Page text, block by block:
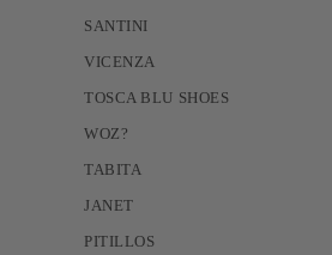
SANTINI
VICENZA
TOSCA BLU SHOES
WOZ?
TABITA
JANET
PITILLOS